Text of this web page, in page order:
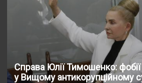
Справа Юлії Тимошенко:
у Вищому антикорупційному